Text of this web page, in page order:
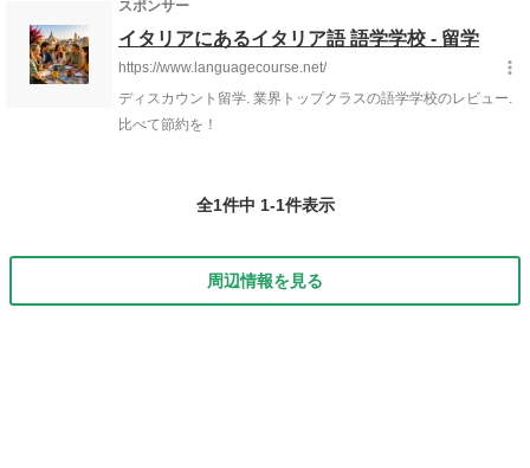
東京の銀行系の会社に就職。 6年間就業しイタリアに移住して20年。
全1件中 1-1件表示
周辺情報を見る